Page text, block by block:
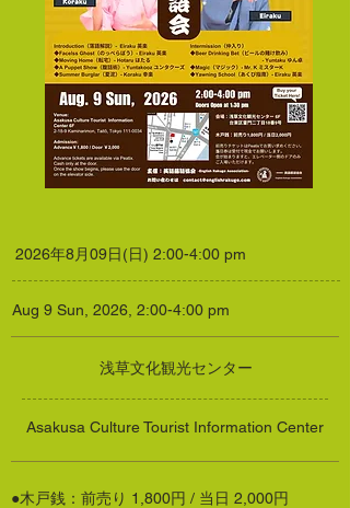
2026年8月09日(日) 2:00-4:00 pm
Aug 9 Sun, 2026, 2:00-4:00 pm
浅草文化観光センター
Asakusa Culture Tourist Information Center
●木戸銭：前売り 1,800円 / 当日 2,000円